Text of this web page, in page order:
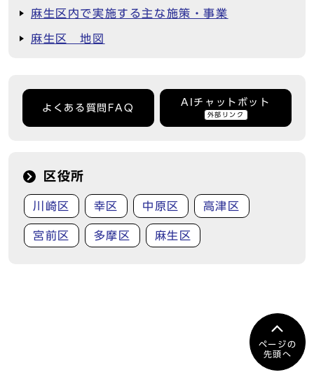
麻生区内で実施する主な施策・事業
麻生区 地図
よくある質問FAQ
AIチャットボット
外部リンク
区役所
川崎区 幸区 中原区 高津区
宮前区 多摩区 麻生区
ページの
先頭へ